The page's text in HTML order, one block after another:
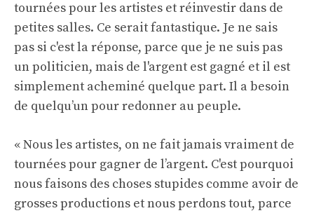
tournées pour les artistes et réinvestir dans de
petites salles. Ce serait fantastique. Je ne sais
pas si c'est la réponse, parce que je ne suis pas
un politicien, mais de l'argent est gagné et il est
simplement acheminé quelque part. Il a besoin
de quelqu’un pour redonner au peuple.
« Nous les artistes, on ne fait jamais vraiment de
tournées pour gagner de l’argent. C'est pourquoi
nous faisons des choses stupides comme avoir de
grosses productions et nous perdons tout, parce